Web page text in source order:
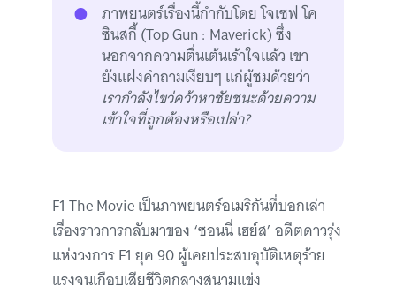
ภาพยนตร์เรื่องนี้กำกับโดย โจเซฟ โค
ซินสกี้ (Top Gun : Maverick) ซึ่ง
นอกจากความตื่นเต้นเร้าใจแล้ว เขา
ยังแฝงคำถามเงียบๆ แก่ผู้ชมด้วยว่า
เรากำลังไขว่คว้าหาชัยชนะด้วยความ
เข้าใจที่ถูกต้องหรือเปล่า?
F1 The Movie เป็นภาพยนตร์อเมริกันที่บอกเล่า
เรื่องราวการกลับมาของ ‘ซอนนี่ เฮย์ส’ อดีตดาวรุ่ง
แห่งวงการ F1 ยุค 90 ผู้เคยประสบอุบัติเหตุร้าย
แรงจนเกือบเสียชีวิตกลางสนามแข่ง